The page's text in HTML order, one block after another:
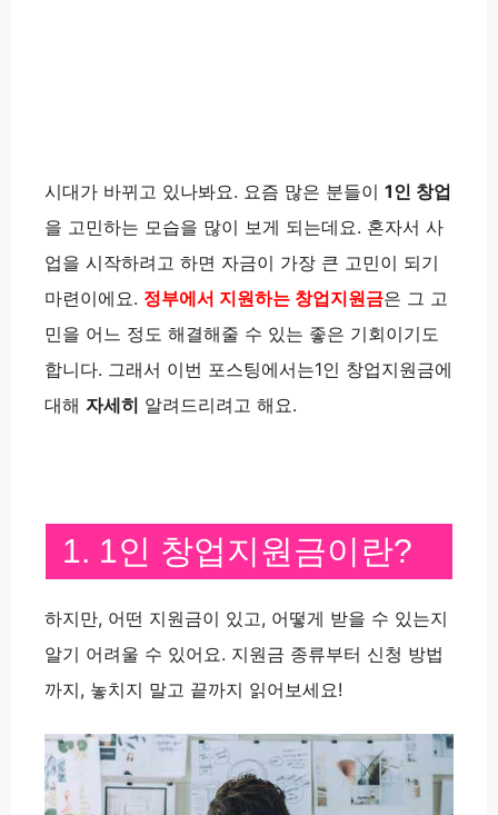
시대가 바뀌고 있나봐요. 요즘 많은 분들이 1인 창업
을 고민하는 모습을 많이 보게 되는데요. 혼자서 사
업을 시작하려고 하면 자금이 가장 큰 고민이 되기
마련이에요. 정부에서 지원하는 창업지원금은 그 고
민을 어느 정도 해결해줄 수 있는 좋은 기회이기도
합니다. 그래서 이번 포스팅에서는1인 창업지원금에
대해 자세히 알려드리려고 해요.
1. 1인 창업지원금이란?
하지만, 어떤 지원금이 있고, 어떻게 받을 수 있는지
알기 어려울 수 있어요. 지원금 종류부터 신청 방법
까지, 놓치지 말고 끝까지 읽어보세요!